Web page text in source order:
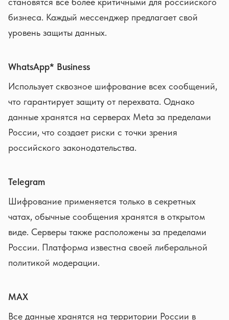
бизнеса. Каждый мессенджер предлагает свой
уровень защиты данных.
WhatsApp* Business
Использует сквозное шифрование всех сообщений,
что гарантирует защиту от перехвата. Однако
данные хранятся на серверах Meta за пределами
России, что создает риски с точки зрения
российского законодательства.
Telegram
Шифрование применяется только в секретных
чатах, обычные сообщения хранятся в открытом
виде. Серверы также расположены за пределами
России. Платформа известна своей либеральной
политикой модерации.
MAX
Все данные хранятся на территории России в